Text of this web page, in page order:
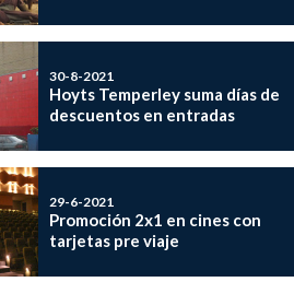
30-8-2021
Hoyts Temperley suma días de
descuentos en entradas
29-6-2021
Promoción 2x1 en cines con
tarjetas pre viaje